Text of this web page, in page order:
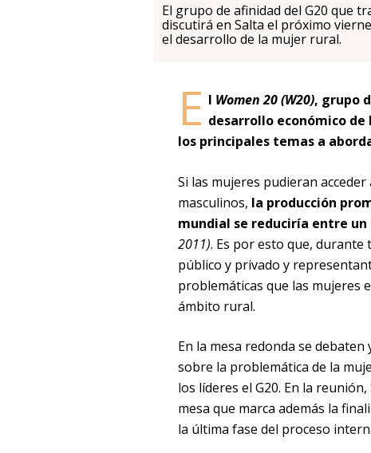
El grupo de afinidad del G20 que
discutirá en Salta el próximo
el desarrollo de la mujer rural.
E l Women 20 (W20), grupo
desarrollo económico
los principales temas a
Si las mujeres pudieran
masculinos, la producción
mundial se reduciría entre un
2011). Es por esto que, durante
público y privado y
problemáticas que las mujeres
ámbito rural.
En la mesa redonda se
sobre la problemática de la
los líderes el G20. En la
mesa que marca además la
la última fase del proceso